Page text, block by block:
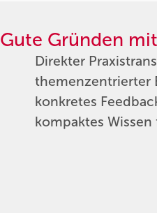
Gute Gründen
Direkter
themenzentrierter
konkretes
kompaktes Wissen